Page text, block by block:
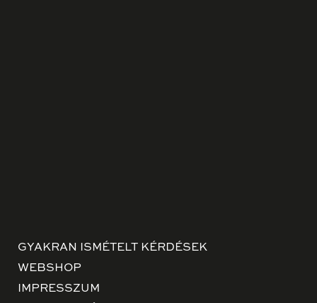
GYAKRAN ISMÉTELT KÉRDÉSEK
WEBSHOP
IMPRESSZUM